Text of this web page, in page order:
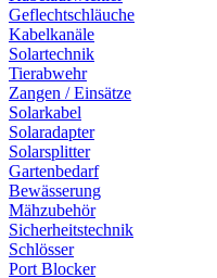
Geflechtschläuche
Kabelkanäle
Solartechnik
Tierabwehr
Zangen / Einsätze
Solarkabel
Solaradapter
Solarsplitter
Gartenbedarf
Bewässerung
Mähzubehör
Sicherheitstechnik
Schlösser
Port Blocker